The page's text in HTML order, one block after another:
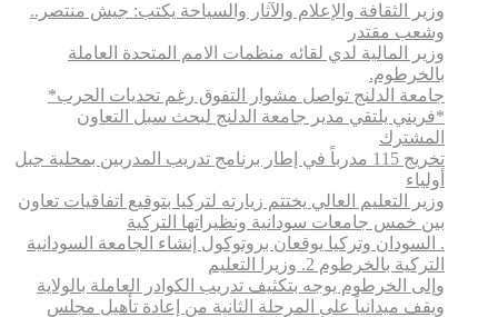
وزير الثقافة والإعلام والآثار والسياحة يكتب: جيش منتصر..
وشعب مقتدر
وزير المالية لدي لقائه منظمات الامم المتحدة العاملة
بالخرطوم.
جامعة الدلنج تواصل مشوار التفوق رغم تحديات الحرب*
*فريني يلتقي مدير جامعة الدلنج لبحث سبل التعاون
المشترك
تخريج 115 مدرباً في إطار برنامج تدريب المدربين بمحلية جبل
أولياء
وزير التعليم العالي يختتم زيارته لتركيا بتوقيع اتفاقيات تعاون
بين خمس جامعات سودانية ونظيراتها التركية
. السودان وتركيا يوقعان بروتوكول إنشاء الجامعة السودانية
التركية بالخرطوم 2. وزيرا التعليم
وإلى الخرطوم يوجه بتكثيف تدريب الكوادر العاملة بالولاية
ويقف ميدانياً على المرحلة الثانية من إعادة تأهيل مجلس